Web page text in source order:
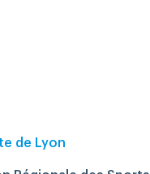
de Lyon